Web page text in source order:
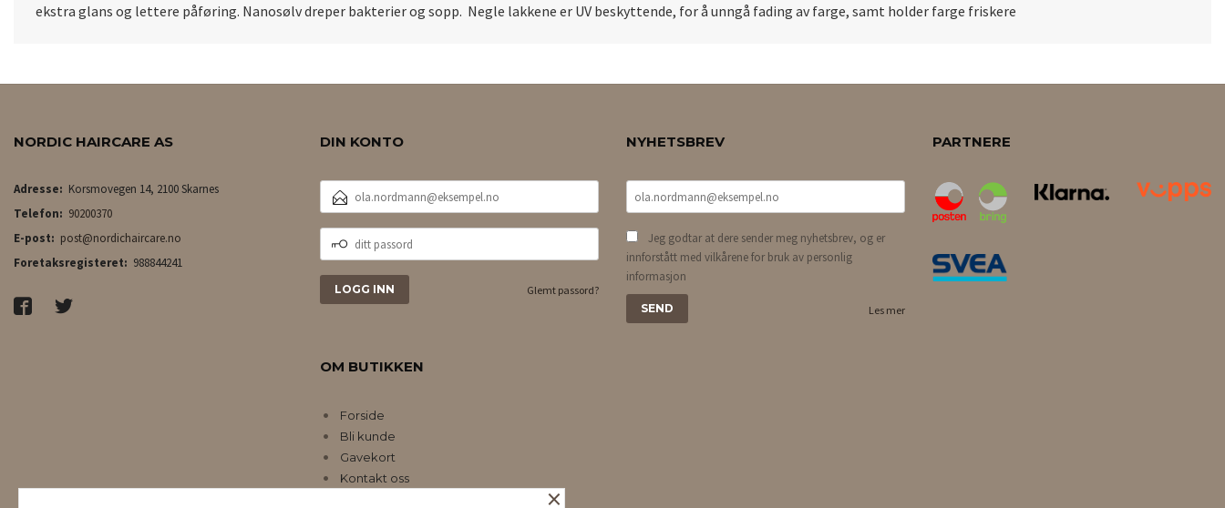
ekstra glans og lettere påføring. Nanosølv dreper bakterier og sopp. Negle lakkene er UV beskyttende, for å unngå fading av farge, samt holder farge friskere
NORDIC HAIRCARE AS
Adresse: Korsmovegen 14, 2100 Skarnes
Telefon: 90200370
E-post: post@nordichaircare.no
Foretaksregisteret: 988844241
DIN KONTO
POSTADRESSE
PASSORD
Glemt passord?
OM BUTIKKEN
Forside
Bli kunde
Gavekort
Kontakt oss
NYHETSBREV
Jeg godtar at dere sender meg nyhetsbrev, og er
innforstått med vilkårene for bruk av personlig
informasjon
Les mer
PARTNERE
×